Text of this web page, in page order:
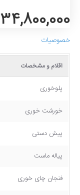
34,800,000 تومان
خصوصیات
اقلام و مشخصات
پلوخوری
خورشت خوری
پیش دستی
پیاله ماست
فنجان چای خوری